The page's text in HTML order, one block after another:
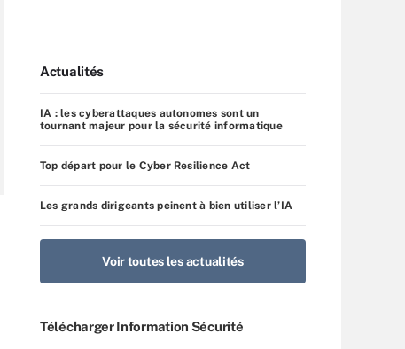
Actualités
IA : les cyberattaques autonomes sont un
tournant majeur pour la sécurité informatique
Top départ pour le Cyber Resilience Act
Les grands dirigeants peinent à bien utiliser l’IA
Voir toutes les actualités
Télécharger Information Sécurité